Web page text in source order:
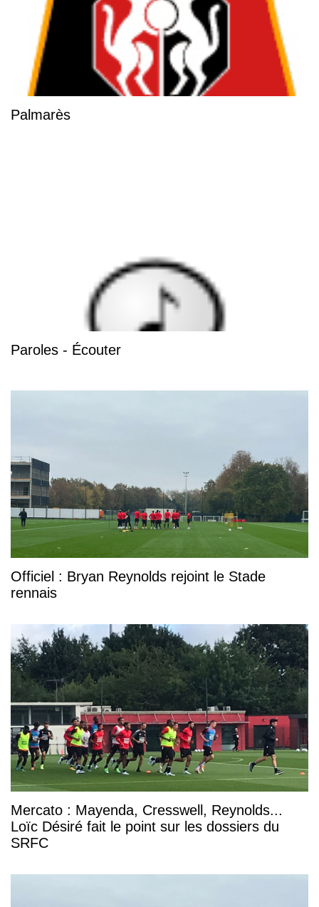
Palmarès
Paroles - Écouter
Officiel : Bryan Reynolds rejoint le Stade
rennais
Mercato : Mayenda, Cresswell, Reynolds...
Loïc Désiré fait le point sur les dossiers du
SRFC